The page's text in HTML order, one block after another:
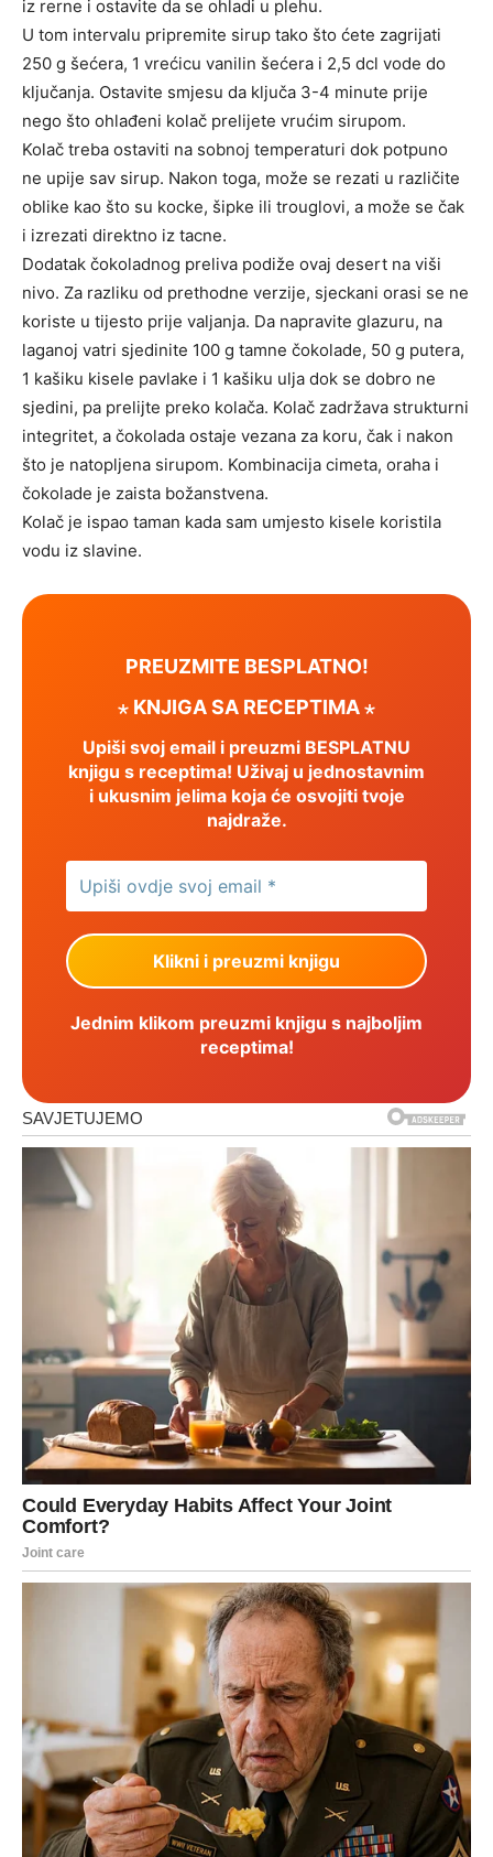
iz rerne i ostavite da se ohladi u plehu.
U tom intervalu pripremite sirup tako što ćete zagrijati
250 g šećera, 1 vrećicu vanilin šećera i 2,5 dcl vode do
ključanja. Ostavite smjesu da ključa 3-4 minute prije
nego što ohlađeni kolač prelijete vrućim sirupom.
Kolač treba ostaviti na sobnoj temperaturi dok potpuno
ne upije sav sirup. Nakon toga, može se rezati u različite
oblike kao što su kocke, šipke ili trouglovi, a može se čak
i izrezati direktno iz tacne.
Dodatak čokoladnog preliva podiže ovaj desert na viši
nivo. Za razliku od prethodne verzije, sjeckani orasi se ne
koriste u tijesto prije valjanja. Da napravite glazuru, na
laganoj vatri sjedinite 100 g tamne čokolade, 50 g putera,
1 kašiku kisele pavlake i 1 kašiku ulja dok se dobro ne
sjedini, pa prelijte preko kolača. Kolač zadržava strukturni
integritet, a čokolada ostaje vezana za koru, čak i nakon
što je natopljena sirupom. Kombinacija cimeta, oraha i
čokolade je zaista božanstvena.
Kolač je ispao taman kada sam umjesto kisele koristila
vodu iz slavine.
PREUZMITE BESPLATNO!
⋆ KNJIGA SA RECEPTIMA ⋆
Upiši svoj email i preuzmi BESPLATNU
knjigu s receptima! Uživaj u jednostavnim
i ukusnim jelima koja će osvojiti tvoje
najdraže.
Jednim klikom preuzmi knjigu s najboljim
receptima!